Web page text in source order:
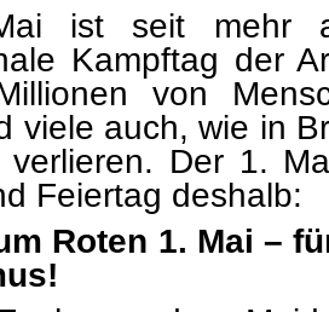
ist seit mehr
Kampftag der
von
viele auch, wie in
verlieren. Der 1.
Feiertag deshalb:
Roten 1. Mai –